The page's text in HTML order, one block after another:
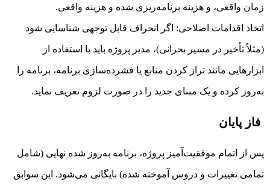
زمان واقعی، و هزینه برنامه‌ریزی شده و هزینه واقعی.
اتخاذ اقدامات اصلاحی: اگر انحراف قابل توجهی شناسایی شود
(مثلاً تأخیر در مسیر بحرانی)، مدیر پروژه باید با استفاده از
ابزارهایی مانند تراز کردن منابع یا فشرده‌سازی برنامه، برنامه را
به‌روز کرده و یک مبنای جدید را در صورت لزوم تعریف نماید.
فاز پایان
پس از اتمام موفقیت‌آمیز پروژه، برنامه به‌روز شده نهایی (شامل
تمامی تغییرات و دروس آموخته شده) بایگانی می‌شود. این سوابق